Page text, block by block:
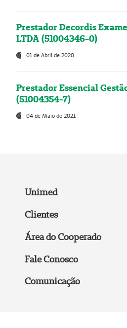
Prestador Decordis
LTDA (51004346-0)
01 de Abril de 2020
Prestador Essencial
(51004354-7)
04 de Maio de 2021
Unimed
Clientes
Área do Cooperado
Fale Conosco
Comunicação